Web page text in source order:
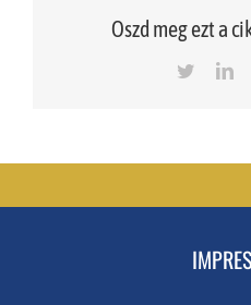
Oszd meg ezt a
Twitter